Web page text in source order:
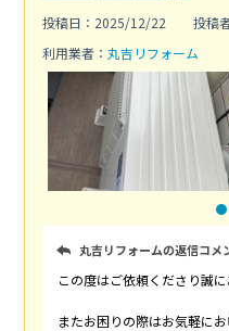
投稿日：2025/12/22
投稿
利用業者： 丸吉リフォーム
丸吉リフォームの返信コメ
この度はご依頼くださり誠
またお困りの際はお気軽に